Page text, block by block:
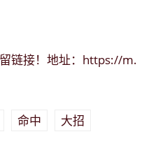
链接！地址： https://m.
命中 大招